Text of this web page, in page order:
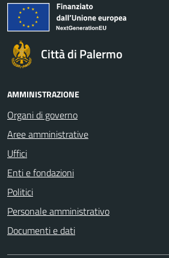
Città di Palermo
AMMINISTRAZIONE
Organi di governo
Aree amministrative
Uffici
Enti e fondazioni
Politici
Personale amministrativo
Documenti e dati